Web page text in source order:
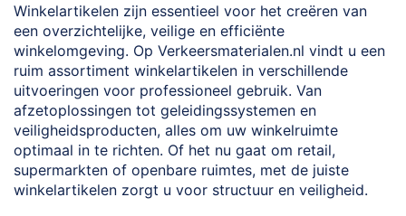
Winkelartikelen zijn essentieel voor het creëren van
een overzichtelijke, veilige en efficiënte
winkelomgeving. Op Verkeersmaterialen.nl vindt u een
ruim assortiment winkelartikelen in verschillende
uitvoeringen voor professioneel gebruik. Van
afzetoplossingen tot geleidingssystemen en
veiligheidsproducten, alles om uw winkelruimte
optimaal in te richten. Of het nu gaat om retail,
supermarkten of openbare ruimtes, met de juiste
winkelartikelen zorgt u voor structuur en veiligheid.